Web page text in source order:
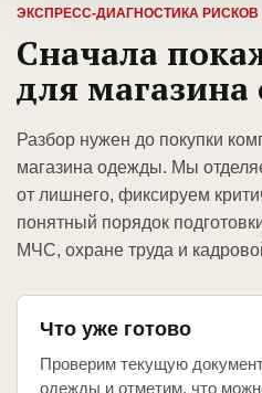
ЭКСПРЕСС-ДИАГНОСТИКА РИСКОВ
Сначала
для
Разбор нужен до покупки
магазина одежды. Мы
от лишнего, фиксируем
понятный порядок
МЧС, охране труда и
Что уже готово
Проверим текущую
одежды и отметим, что